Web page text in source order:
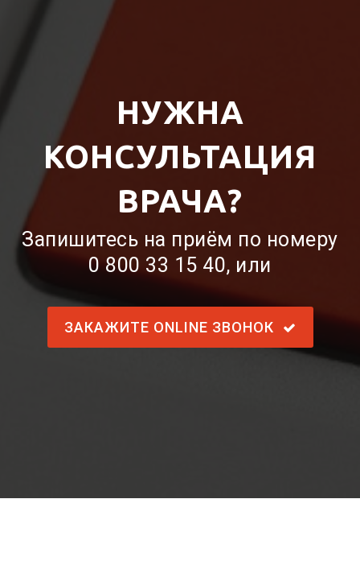
НУЖНА
КОНСУЛЬТАЦИЯ
ВРАЧА?
Запишитесь на приём по номеру
0 800 33 15 40, или
ЗАКАЖИТЕ ONLINE ЗВОНОК